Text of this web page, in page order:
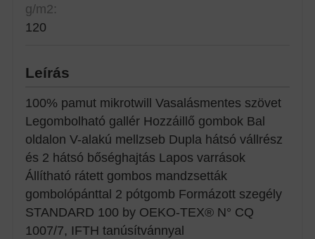
g/m2:
120
Leírás
100% pamut mikrotwill Vasalásmentes szövet
Legombolható gallér Hozzáillő gombok Bal
oldalon V-alakú mellzseb Dupla hátsó vállrész
és 2 hátsó bőséghajtás Lapos varrások
Állítható rátett gombos mandzsetták
gombolópánttal 2 pótgomb Formázott szegély
STANDARD 100 by OEKO-TEX® N° CQ
1007/7, IFTH tanúsítvánnyal